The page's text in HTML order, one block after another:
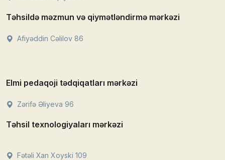
Təhsildə məzmun və qiymətləndirmə mərkəzi
Afiyəddin Cəlilov 86
Elmi pedaqoji tədqiqatları mərkəzi
Zərifə Əliyeva 96
Təhsil texnologiyaları mərkəzi
Fətəli Xan Xoyski 109